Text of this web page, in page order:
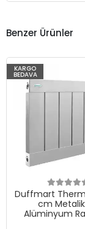
Benzer Ürünler
KARGO
BEDAVA
Duffmart
cm
Alüminyum